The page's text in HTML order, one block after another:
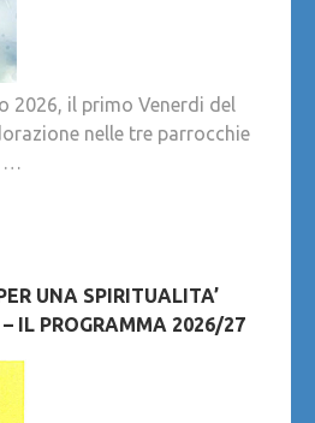
2026, il primo Venerdi del
nelle tre parrocchie
…
UNA SPIRITUALITA’
IL PROGRAMMA 2026/27